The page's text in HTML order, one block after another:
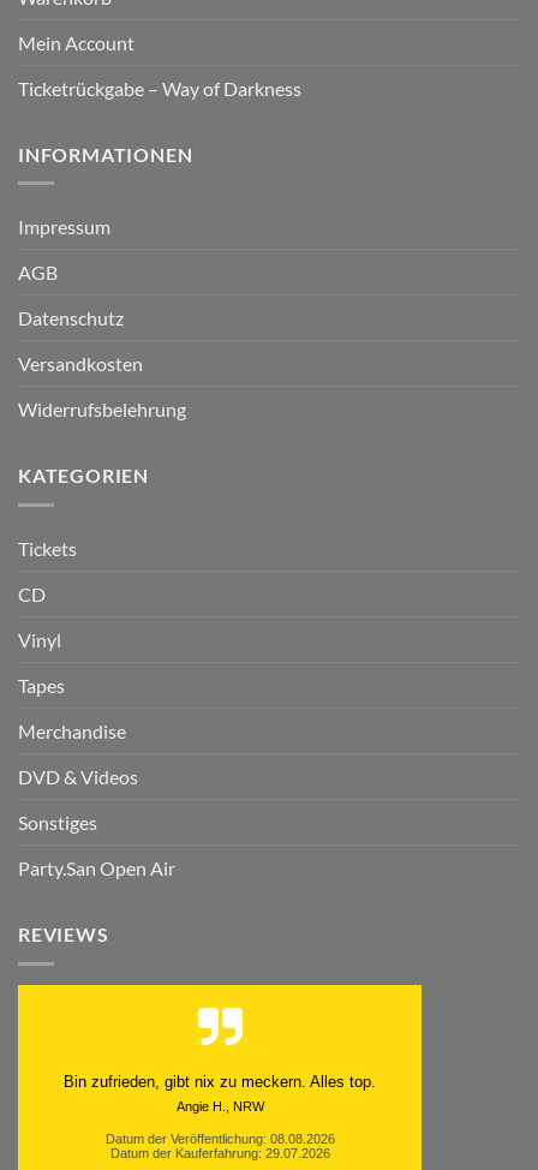
Mein Account
Ticketrückgabe – Way of Darkness
INFORMATIONEN
Impressum
AGB
Datenschutz
Versandkosten
Widerrufsbelehrung
KATEGORIEN
Tickets
CD
Vinyl
Tapes
Merchandise
DVD & Videos
Sonstiges
Party.San Open Air
REVIEWS
Bin zufrieden, gibt nix zu meckern. Alles top.
Angie H., NRW
Datum der Veröffentlichung: 08.08.2026
Datum der Kauferfahrung: 29.07.2026